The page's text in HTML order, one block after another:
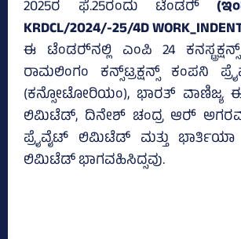
2025ರ ಫೆ.25ರಂದು ಟೆಂಡರ್‍‌
KRDCL/2024/-25/4D
ಈ ಟೆಂಡರ್‍‌ನಲ್ಲಿ ಎಂಪಿ 24
ರಾಮಲಿಂಗಂ ಕನ್ಸ್‌ಟ್ರಕ್ಷನ್ಸ್‌ ಕಂಪನಿ
(ಕನ್ಸೋಟೋರಿಯಂ), ಭಾರತ್‌ ವಾಣಿಜ್ಯ
ಲಿಮಿಟೆಡ್‌, ದಿನೇಶ್ ಚಂದ್ರ ಆರ್‍‌
ಪ್ರೈವೈಟ್‌ ಲಿಮಿಟೆಡ್‌ ಮತ್ತು ಭಾರ್ತಿಯಾ
ಲಿಮಿಟೆಡ್‌ ಭಾಗವಹಿಸಿದ್ಸವು.